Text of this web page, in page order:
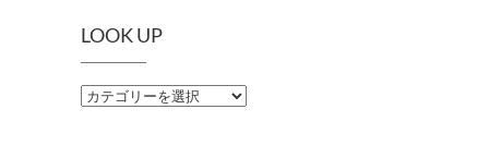
LOOK UP
LOOK